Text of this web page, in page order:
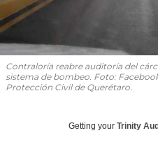
Contraloría reabre auditoría del
sistema de bombeo. Foto:
Protección Civil de Querétaro.
Getting your Trinity